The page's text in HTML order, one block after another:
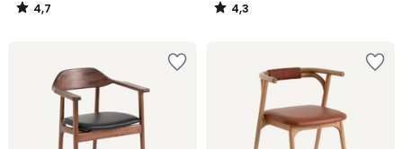
4,7
/
4,3
/